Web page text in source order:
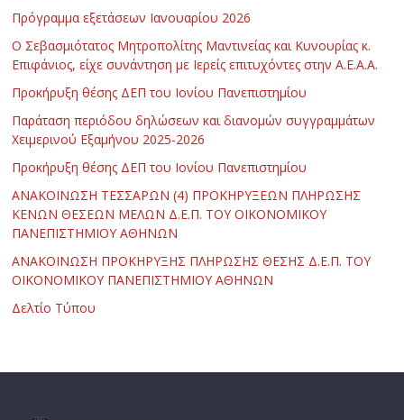
Πρόγραμμα εξετάσεων Ιανουαρίου 2026
Ο Σεβασμιότατος Μητροπολίτης Μαντινείας και Κυνουρίας κ.
Επιφάνιος, είχε συνάντηση με Ιερείς επιτυχόντες στην Α.Ε.Α.Α.
Προκήρυξη θέσης ΔΕΠ του Ιονίου Πανεπιστημίου
Παράταση περιόδου δηλώσεων και διανομών συγγραμμάτων
Χειμερινού Εξαμήνου 2025-2026
Προκήρυξη θέσης ΔΕΠ του Ιονίου Πανεπιστημίου
ΑΝΑΚΟΙΝΩΣΗ ΤΕΣΣΑΡΩΝ (4) ΠΡΟΚΗΡΥΞΕΩΝ ΠΛΗΡΩΣΗΣ
ΚΕΝΩΝ ΘΕΣΕΩΝ ΜΕΛΩΝ Δ.Ε.Π. ΤΟΥ ΟΙΚΟΝΟΜΙΚΟΥ
ΠΑΝΕΠΙΣΤΗΜΙΟΥ ΑΘΗΝΩΝ
ΑΝΑΚΟΙΝΩΣΗ ΠΡΟΚΗΡΥΞΗΣ ΠΛΗΡΩΣΗΣ ΘΕΣΗΣ Δ.Ε.Π. ΤΟΥ
ΟΙΚΟΝΟΜΙΚΟΥ ΠΑΝΕΠΙΣΤΗΜΙΟΥ ΑΘΗΝΩΝ
Δελτίο Τύπου